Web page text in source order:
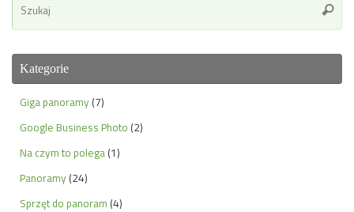
Kategorie
Giga panoramy (7)
Google Business Photo (2)
Na czym to polega (1)
Panoramy (24)
Sprzęt do panoram (4)